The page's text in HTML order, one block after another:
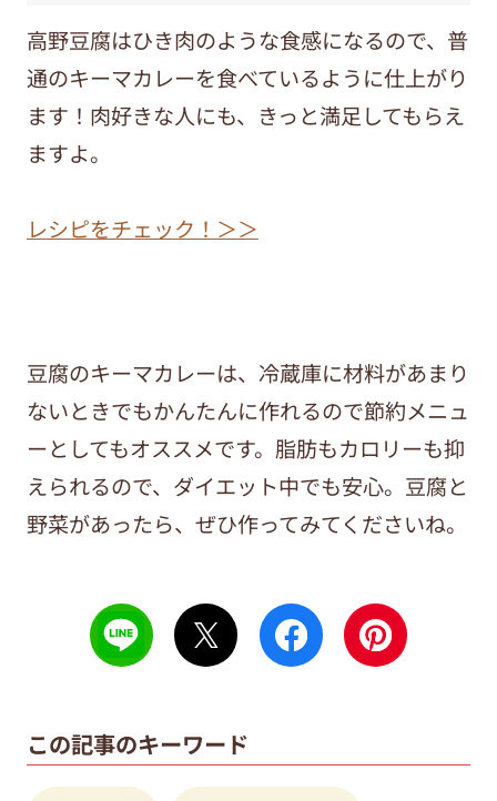
高野豆腐はひき肉のような食感になるので、普
通のキーマカレーを食べているように仕上がり
ます！肉好きな人にも、きっと満足してもらえ
ますよ。
レシピをチェック！＞＞
豆腐のキーマカレーは、冷蔵庫に材料があまり
ないときでもかんたんに作れるので節約メニュ
ーとしてもオススメです。脂肪もカロリーも抑
えられるので、ダイエット中でも安心。豆腐と
野菜があったら、ぜひ作ってみてくださいね。
この記事のキーワード